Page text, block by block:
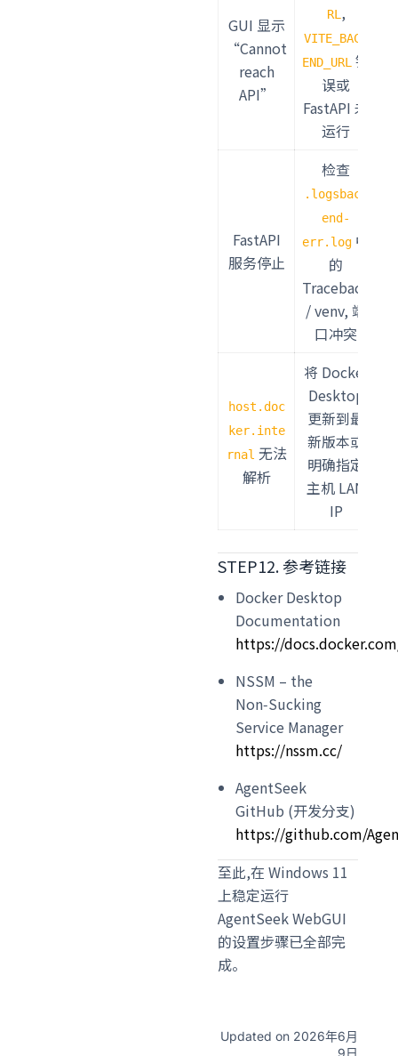
GUI 显示
“Cannot
reach
API”
RL ,
VITE_BACK
END_URL 错
误或
FastAPI 未
运行
FastAPI
服务停止
检查
.logsback
end-
err.log 中
的
Traceback
/ venv, 端
口冲突
host.doc
ker.inte
rnal 无法
解析
将 Docker
Desktop
更新到最
新版本或
明确指定
主机 LAN
IP
STEP12. 参考链接
Docker Desktop
Documentation
https://
NSSM – the
Non‑Sucking
Service Manager
https://nssm.cc/
AgentSeek
GitHub (开发分支)
https://github.com/
至此,在 Windows 11
上稳定运行
AgentSeek WebGUI
的设置步骤已全部完
成。
Updated on 2026年6月
9日